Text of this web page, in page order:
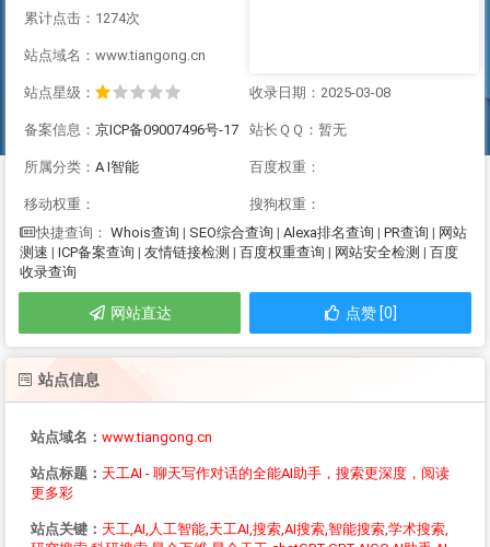
累计点击：1274次
站点域名：www.tiangong.cn
站点星级： 收录日期：2025-03-08
备案信息： 京ICP备09007496号-17 站长ＱＱ：暂无
所属分类： A I智能 百度权重：
移动权重： 搜狗权重：
快捷查询： Whois查询 | SEO综合查询 | Alexa排名查询 | PR查询 | 网站
测速 | ICP备案查询 | 友情链接检测 | 百度权重查询 | 网站安全检测 | 百度
收录查询
网站直达 点赞 [0]
站点信息
站点域名： www.tiangong.cn
站点标题： 天工AI - 聊天写作对话的全能AI助手，搜索更深度，阅读
更多彩
站点关键： 天工,AI,人工智能,天工AI,搜索,AI搜索,智能搜索,学术搜索,